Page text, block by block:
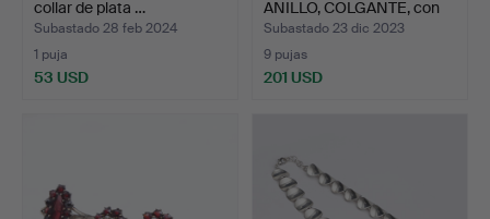
collar de plata …
Subastado 28 feb 2024
1 puja
53 USD
ANILLO, COLGANTE, con
p…
Subastado 23 dic 2023
9 pujas
201 USD